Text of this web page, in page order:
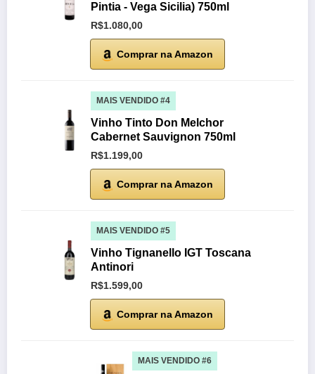
Pintia - Vega Sicilia) 750ml
R$1.080,00
Comprar na Amazon
MAIS VENDIDO #4
Vinho Tinto Don Melchor
Cabernet Sauvignon 750ml
R$1.199,00
Comprar na Amazon
MAIS VENDIDO #5
Vinho Tignanello IGT Toscana
Antinori
R$1.599,00
Comprar na Amazon
MAIS VENDIDO #6